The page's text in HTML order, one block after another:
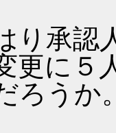
り承認
更に５
ろうか。